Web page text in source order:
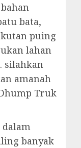
bata,
puing
lahan
silahkan
amanah
Truk
banyak